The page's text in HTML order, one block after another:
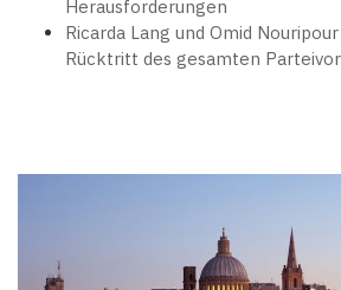
Herausforderungen
Ricarda Lang und Omid
Rücktritt des gesamten